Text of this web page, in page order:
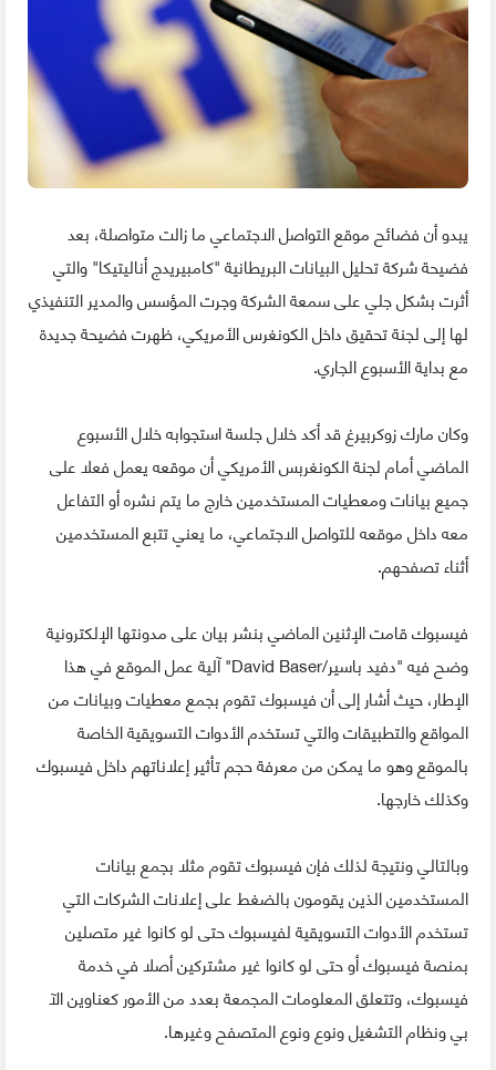
يبدو أن فضائح موقع التواصل الاجتماعي ما زالت متواصلة، بعد
فضيحة شركة تحليل البيانات البريطانية "كامبيريدج أناليتيكا" والتي
أثرت بشكل جلي على سمعة الشركة وجرت المؤسس والمدير التنفيذي
لها إلى لجنة تحقيق داخل الكونغرس الأمريكي، ظهرت فضيحة جديدة
مع بداية الأسبوع الجاري.
وكان مارك زوكربيرغ قد أكد خلال جلسة استجوابه خلال الأسبوع
الماضي أمام لجنة الكونغربس الأمريكي أن موقعه يعمل فعلا على
جميع بيانات ومعطيات المستخدمين خارج ما يتم نشره أو التفاعل
معه داخل موقعه للتواصل الاجتماعي، ما يعني تتبع المستخدمين
أثناء تصفحهم.
فيسبوك قامت الإثنين الماضي بنشر بيان على مدونتها الإلكترونية
وضح فيه "دفيد باسير/David Baser" آلية عمل الموقع في هذا
الإطار، حيث أشار إلى أن فيسبوك تقوم بجمع معطيات وبيانات من
المواقع والتطبيقات والتي تستخدم الأدوات التسويقية الخاصة
بالموقع وهو ما يمكن من معرفة حجم تأثير إعلاناتهم داخل فيسبوك
وكذلك خارجها.
وبالتالي ونتيجة لذلك فإن فيسبوك تقوم مثلا بجمع بيانات
المستخدمين الذين يقومون بالضغط على إعلانات الشركات التي
تستخدم الأدوات التسويقية لفيسبوك حتى لو كانوا غير متصلين
بمنصة فيسبوك أو حتى لو كانوا غير مشتركين أصلا في خدمة
فيسبوك، وتتعلق المعلومات المجمعة بعدد من الأمور كعناوين الآ
بي ونظام التشغيل ونوع ونوع المتصفح وغيرها.